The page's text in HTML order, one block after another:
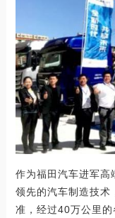
作为福田汽车进军高
领先的汽车制造技术
准，经过40万公里